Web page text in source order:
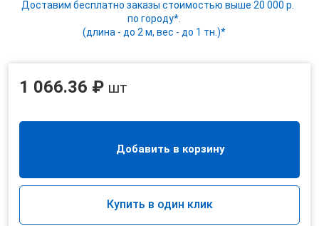
Доставим бесплатно заказы стоимостью выше 20 000 р.
по городу*.
(длина - до 2 м, вес - до 1 тн.)*
1 066.36 ₽ шт
Добавить в корзину
Купить в один клик